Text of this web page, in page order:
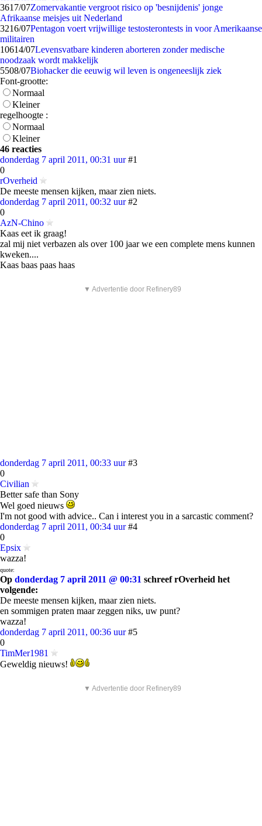
3617/07Zomervakantie vergroot risico op 'besnijdenis' jonge
Afrikaanse meisjes uit Nederland
3216/07Pentagon voert vrijwillige testosterontests in voor Amerikaanse
militairen
10614/07Levensvatbare kinderen aborteren zonder medische
noodzaak wordt makkelijk
5508/07Biohacker die eeuwig wil leven is ongeneeslijk ziek
Font-grootte:
Normaal
Kleiner
regelhoogte :
Normaal
Kleiner
46 reacties
donderdag 7 april 2011, 00:31 uur #1
0
rOverheid
De meeste mensen kijken, maar zien niets.
donderdag 7 april 2011, 00:32 uur #2
0
AzN-Chino
Kaas eet ik graag!
zal mij niet verbazen als over 100 jaar we een complete mens kunnen
kweken....
Kaas baas paas haas
▼ Advertentie door Refinery89
donderdag 7 april 2011, 00:33 uur #3
0
Civilian
Better safe than Sony
Wel goed nieuws
I'm not good with advice.. Can i interest you in a sarcastic comment?
donderdag 7 april 2011, 00:34 uur #4
0
Epsix
wazza!
quote:
Op donderdag 7 april 2011 @ 00:31 schreef rOverheid het
volgende:
De meeste mensen kijken, maar zien niets.
en sommigen praten maar zeggen niks, uw punt?
wazza!
donderdag 7 april 2011, 00:36 uur #5
0
TimMer1981
Geweldig nieuws!
▼ Advertentie door Refinery89